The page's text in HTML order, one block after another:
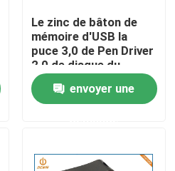
Le zinc de bâton de
mémoire d'USB la
puce 3,0 de Pen Driver
2,0 de disque du
moulage mécanique
sous pression U
envoyer une